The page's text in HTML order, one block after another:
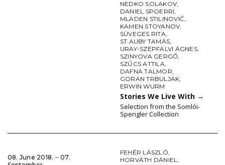
NEDKO SOLAKOV,
DANIEL SPOERRI,
MLADEN STILINOVIĆ,
KAMEN STOYANOV,
SÜVEGES RITA,
ST.AUBY TAMÁS,
URAY-SZÉPFALVI ÁGNES,
SZINYOVA GERGŐ,
SZŰCS ATTILA,
DAFNA TALMOR,
GORAN TRBULJAK,
ERWIN WURM
Stories We Live With →
Selection from the Somlói-
Spengler Collection
08. June 2018. ‒ 07.
FEHÉR LÁSZLÓ,
HORVÁTH DÁNIEL,